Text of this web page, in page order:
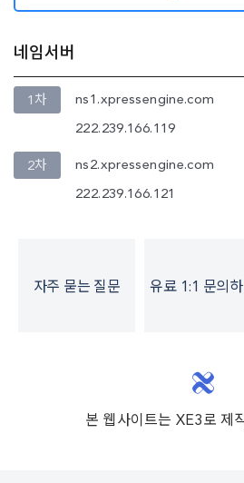
네임서버
1차 ns1.xpressengine.com
222.239.166.119
2차 ns2.xpressengine.com
222.239.166.121
자주 묻는 질문 유료 1:1 문의하
본 웹사이트는 XE3로 제